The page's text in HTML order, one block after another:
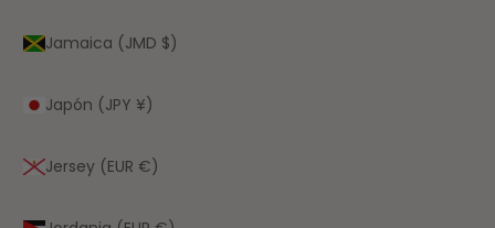
Jamaica (JMD $)
Japón (JPY ¥)
Jersey (EUR €)